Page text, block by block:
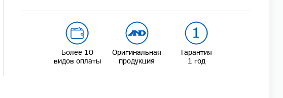
Более 10
видов оплаты
Оригинальная
продукция
Гарантия
1 год